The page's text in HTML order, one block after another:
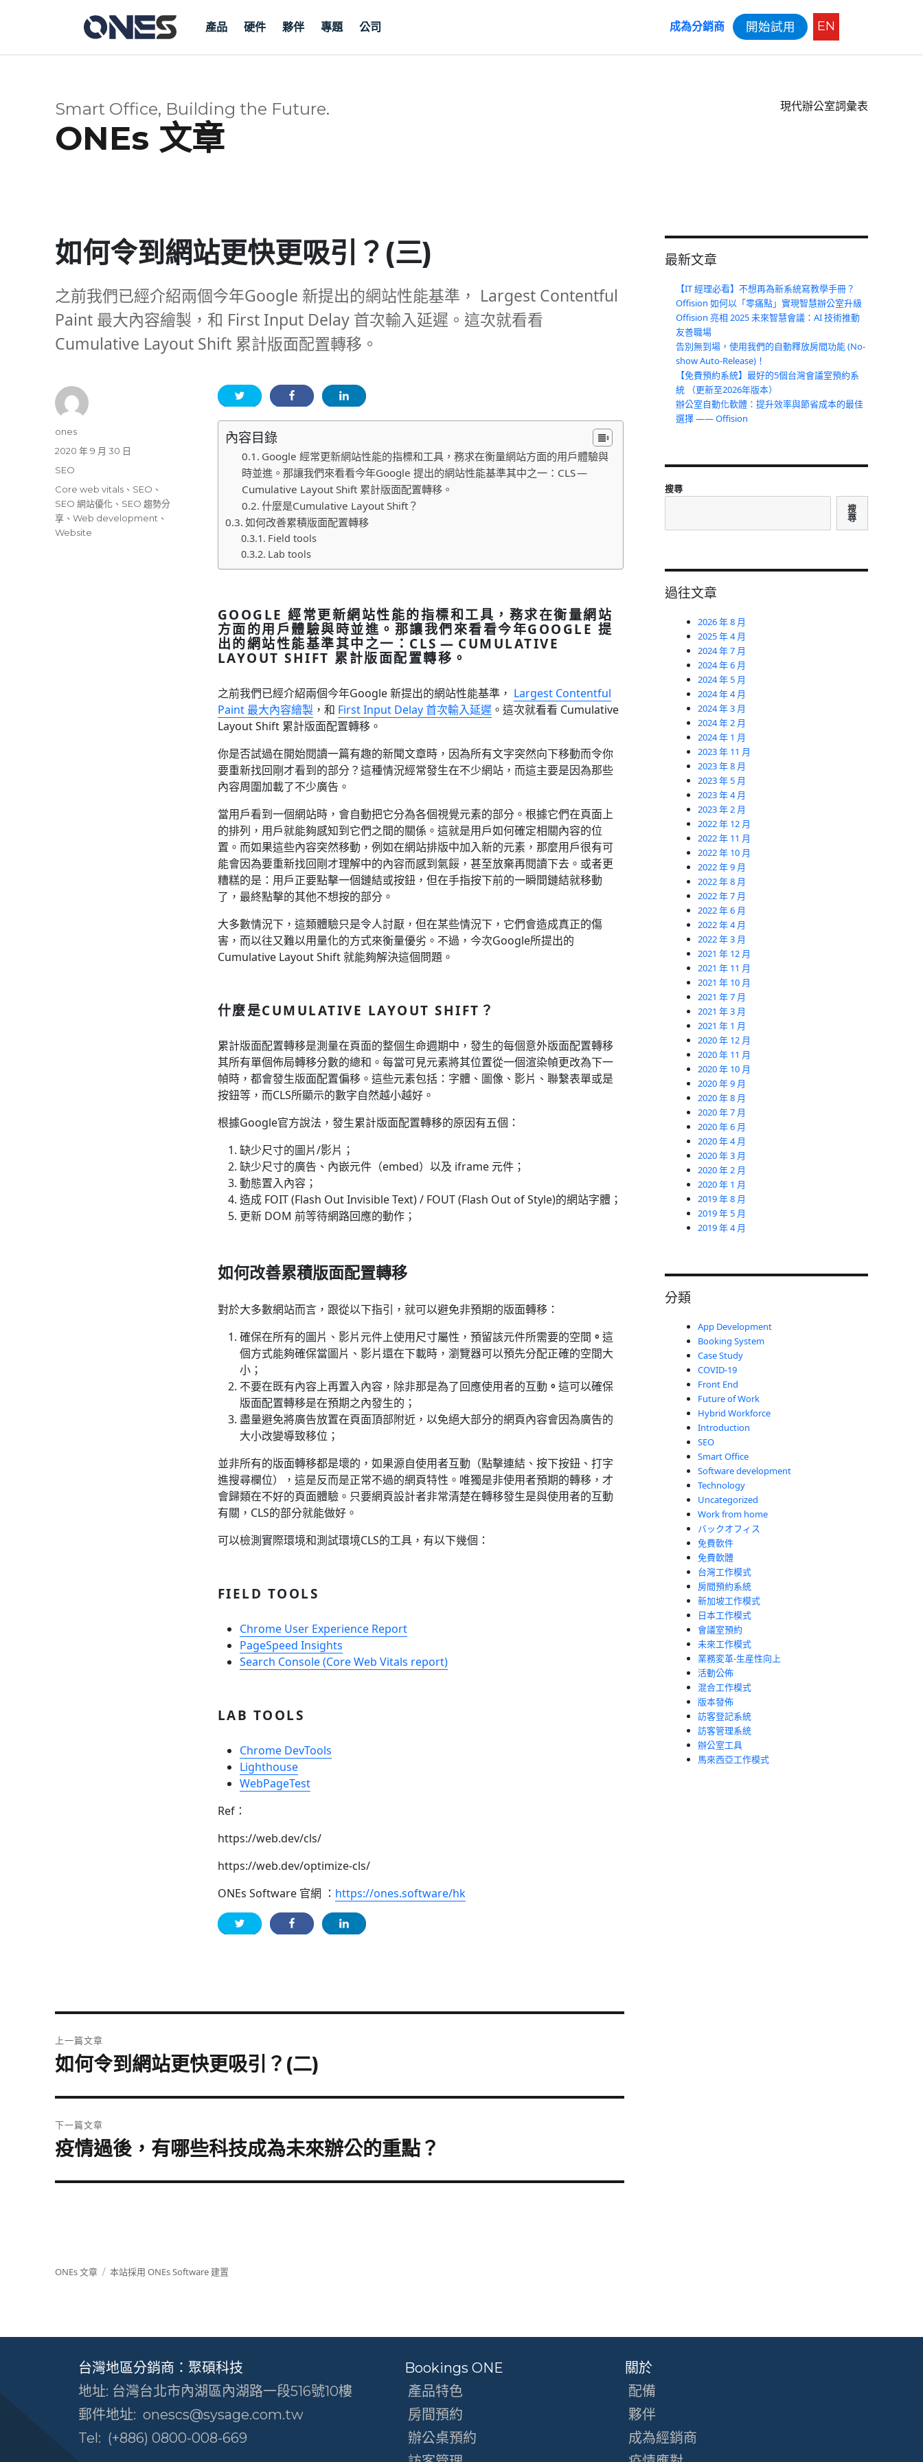
產品 硬件 夥伴 專題 公司 成為分銷商 開始試用 EN
Smart Office, Building the Future.
ONEs 文章
現代辦公室詞彙表
如何令到網站更快更吸引？(三)
之前我們已經介紹兩個今年Google 新提出的網站性能基準， Largest Contentful
Paint 最大內容繪製，和 First Input Delay 首次輸入延遲。這次就看看
Cumulative Layout Shift 累計版面配置轉移。
內容目錄
Google 經常更新網站性能的指標和工具，務求在衡量網站方面的用戶體驗與
時並進。那讓我們來看看今年Google 提出的網站性能基準其中之一：CLS —
Cumulative Layout Shift 累計版面配置轉移。
什麼是Cumulative Layout Shift？
如何改善累積版面配置轉移
Field tools
Lab tools
GOOGLE 經常更新網站性能的指標和工具，務求在衡量網站
方面的用戶體驗與時並進。那讓我們來看看今年GOOGLE 提
出的網站性能基準其中之一：CLS — CUMULATIVE
LAYOUT SHIFT 累計版面配置轉移。
之前我們已經介紹兩個今年Google 新提出的網站性能基準， Largest Contentful
Paint 最大內容繪製，和 First Input Delay 首次輸入延遲 。這次就看看 Cumulative
Layout Shift 累計版面配置轉移。
你是否試過在開始閱讀一篇有趣的新聞文章時，因為所有文字突然向下移動而令你
要重新找回剛才看到的部分？這種情況經常發生在不少網站，而這主要是因為那些
內容周圍加載了不少廣告。
當用戶看到一個網站時，會自動把它分為各個視覺元素的部分。根據它們在頁面上
的排列，用戶就能夠感知到它們之間的關係。這就是用戶如何確定相關內容的位
置。而如果這些內容突然移動，例如在網站排版中加入新的元素，那麼用戶很有可
能會因為要重新找回剛才理解中的內容而感到氣餒，甚至放棄再閱讀下去。或者更
糟糕的是：用戶正要點擊一個鏈結或按鈕，但在手指按下前的一瞬間鏈結就移動
了，最終點擊的其他不想按的部分。
大多數情況下，這類體驗只是令人討厭，但在某些情況下，它們會造成真正的傷
害，而以往又難以用量化的方式來衡量優劣。不過，今次Google所提出的
Cumulative Layout Shift 就能夠解決這個問題。
什麼是CUMULATIVE LAYOUT SHIFT？
累計版面配置轉移是測量在頁面的整個生命週期中，發生的每個意外版面配置轉移
其所有單個佈局轉移分數的總和。每當可見元素將其位置從一個渲染幀更改為下一
幀時，都會發生版面配置偏移。這些元素包括：字體、圖像、影片、聯繫表單或是
按鈕等，而CLS所顯示的數字自然越小越好。
根據Google官方說法，發生累計版面配置轉移的原因有五個：
缺少尺寸的圖片/影片；
缺少尺寸的廣告、內嵌元件（embed）以及 iframe 元件；
動態置入內容；
造成 FOIT (Flash Out Invisible Text) / FOUT (Flash Out of Style)的網站字體；
更新 DOM 前等待網路回應的動作；
如何改善累積版面配置轉移
對於大多數網站而言，跟從以下指引，就可以避免非預期的版面轉移：
確保在所有的圖片、影片元件上使用尺寸屬性，預留該元件所需要的空間 。 這
個方式能夠確保當圖片、影片還在下載時，瀏覽器可以預先分配正確的空間大
小；
不要在既有內容上再置入內容，除非那是為了回應使用者的互動 。 這可以確保
版面配置轉移是在預期之內發生的；
盡量避免將廣告放置在頁面頂部附近，以免絕大部分的網頁內容會因為廣告的
大小改變導致移位；
並非所有的版面轉移都是壞的，如果源自使用者互動（點擊連結、按下按鈕、打字
進搜尋欄位），這是反而是正常不過的網頁特性。唯獨是非使用者預期的轉移，才
會歸類在不好的頁面體驗。只要網頁設計者非常清楚在轉移發生是與使用者的互動
有關，CLS的部分就能做好。
可以檢測實際環境和測試環境CLS的工具，有以下幾個：
FIELD TOOLS
Chrome User Experience Report
PageSpeed Insights
Search Console (Core Web Vitals report)
LAB TOOLS
Chrome DevTools
Lighthouse
WebPageTest
Ref：
https://web.dev/cls/
https://web.dev/optimize-cls/
ONEs Software 官網 ： https://ones.software/hk
作
ones
發
期:
2020 年 9 月 30 日
分
SEO
標
籤
Core web vitals 、 SEO 、
SEO 網站優化 、 SEO 趨勢分
享 、Web development 、
Website
章
導
覽
上一篇文章
上
一
篇
章:
如何令到網站更快更吸引？(二)
下一篇文章
下
一
篇
疫情過後，有哪些科技成為未來辦公的重點？
最新文章
【IT 經理必看】不想再為新系統寫教學手冊？
Offision 如何以「零痛點」實現智慧辦公室升級
Offision 亮相 2025 未來智慧會議：AI 技術推動
友善職場
告別無到場，使用我們的自動釋放房間功能 (No-
show Auto-Release)！
【免費預約系統】最好的5個台灣會議室預約系
統 （更新至2026年版本）
辦公室自動化軟體：提升效率與節省成本的最佳
選擇 —— Offision
搜尋
搜
尋
過往文章
2026 年 8 月
2025 年 4 月
2024 年 7 月
2024 年 6 月
2024 年 5 月
2024 年 4 月
2024 年 3 月
2024 年 2 月
2024 年 1 月
2023 年 11 月
2023 年 8 月
2023 年 5 月
2023 年 4 月
2023 年 2 月
2022 年 12 月
2022 年 11 月
2022 年 10 月
2022 年 9 月
2022 年 8 月
2022 年 7 月
2022 年 6 月
2022 年 4 月
2022 年 3 月
2021 年 12 月
2021 年 11 月
2021 年 10 月
2021 年 7 月
2021 年 3 月
2021 年 1 月
2020 年 12 月
2020 年 11 月
2020 年 10 月
2020 年 9 月
2020 年 8 月
2020 年 7 月
2020 年 6 月
2020 年 4 月
2020 年 3 月
2020 年 2 月
2020 年 1 月
2019 年 8 月
2019 年 5 月
2019 年 4 月
分類
App Development
Booking System
Case Study
COVID-19
Front End
Future of Work
Hybrid Workforce
Introduction
SEO
Smart Office
Software development
Technology
Uncategorized
Work from home
バックオフィス
免費軟件
免費軟體
台灣工作模式
房間預約系統
新加坡工作模式
日本工作模式
會議室預約
未來工作模式
業務変革-生産性向上
活動公佈
混合工作模式
版本發佈
訪客登記系統
訪客管理系統
辦公室工具
馬來西亞工作模式
ONEs 文章 本站採用 ONEs Software 建置
台灣地區分銷商：聚碩科技
地址: 台灣台北市內湖區內湖路一段516號10樓
郵件地址: onescs@sysage.com.tw
Tel: (+886) 0800-008-669
Bookings ONE
產品特色
房間預約
辦公桌預約
關於
配備
夥伴
成為經銷商